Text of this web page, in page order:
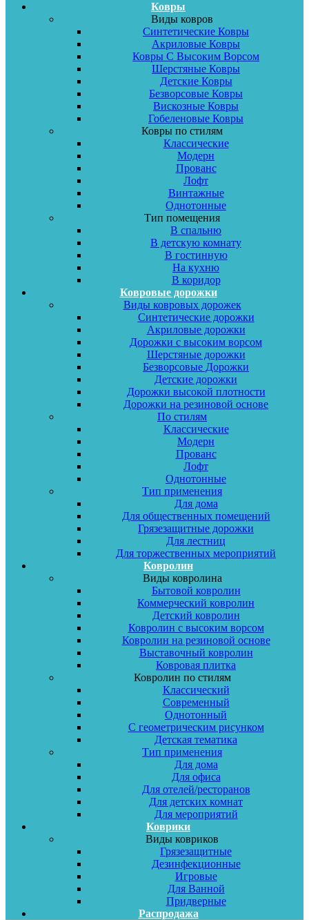
Ковры
Виды ковров
Синтетические Ковры
Акриловые Ковры
Ковры С Высоким Ворсом
Шерстяные Ковры
Детские Ковры
Безворсовые Ковры
Вискозные Ковры
Гобеленовые Ковры
Ковры по стилям
Классические
Модерн
Прованс
Лофт
Винтажные
Однотонные
Тип помещения
В спальню
В детскую комнату
В гостинную
На кухню
В коридор
Ковровые дорожки
Виды ковровых дорожек
Синтетические дорожки
Акриловые дорожки
Дорожки с высоким ворсом
Шерстяные дорожки
Безворсовые Дорожки
Детские дорожки
Дорожки высокой плотности
Дорожки на резиновой основе
По стилям
Классические
Модерн
Прованс
Лофт
Однотонные
Тип применения
Для дома
Для общественных помещений
Грязезащитные дорожки
Для лестниц
Для торжественных мероприятий
Ковролин
Виды ковролина
Бытовой ковролин
Коммерческий ковролин
Детский ковролин
Ковролин с высоким ворсом
Ковролин на резиновой основе
Выставочный ковролин
Ковровая плитка
Ковролин по стилям
Классический
Современный
Однотонный
С геометрическим рисунком
Детская тематика
Тип применения
Для дома
Для офиса
Для отелей/ресторанов
Для детских комнат
Для мероприятий
Коврики
Виды ковриков
Грязезащитные
Дезинфекционные
Игровые
Для Ванной
Придверные
Распродажа